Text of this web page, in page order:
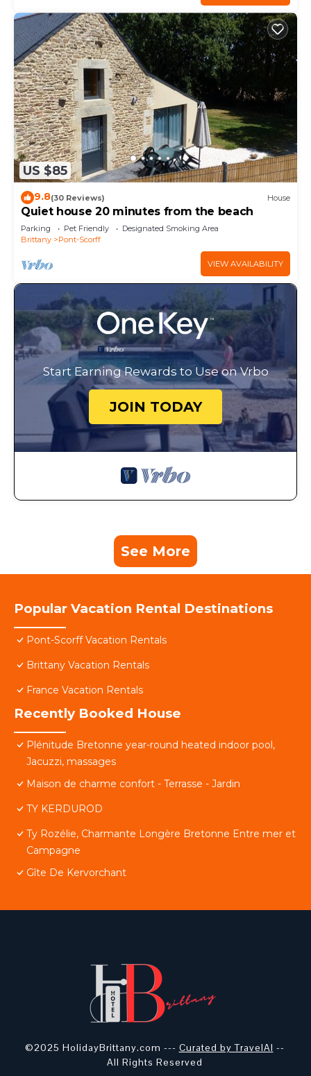
US $85
9.8(30 Reviews) House
Quiet house 20 minutes from the beach
Parking Pet Friendly
Designated Smoking Area
Brittany
Pont-Scorff
VIEW AVAILABILITY
Start Earning Rewards to Use on Vrbo
JOIN TODAY
See More
Popular Vacation Rental Destinations
Pont-Scorff Vacation Rentals
Brittany Vacation Rentals
France Vacation Rentals
Recently Booked House
Plénitude Bretonne year-round heated indoor pool,
Jacuzzi, massages
Maison de charme confort - Terrasse - Jardin
TY KERDUROD
Ty Rozélie, Charmante Longère Bretonne Entre mer et
Campagne
Gîte De Kervorchant
©2025 HolidayBrittany.com --- Curated by TravelAI --
All Rights Reserved